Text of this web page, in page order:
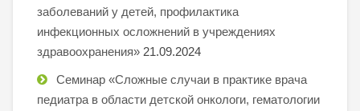
заболеваний у детей, профилактика
инфекционных осложнений в учреждениях
здравоохранения» 21.09.2024
Семинар «Сложные случаи в практике врача
педиатра в области детской онкологи, гематологии